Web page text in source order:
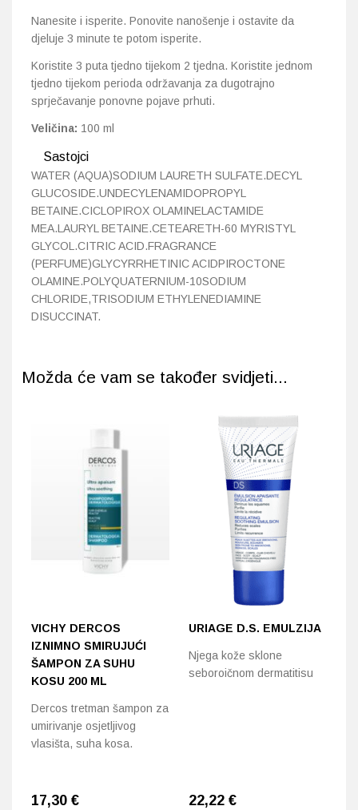
Nanesite i isperite. Ponovite nanošenje i ostavite da
djeluje 3 minute te potom isperite.
Koristite 3 puta tjedno tijekom 2 tjedna. Koristite jednom
tjedno tijekom perioda održavanja za dugotrajno
sprječavanje ponovne pojave prhuti.
Veličina: 100 ml
Sastojci
WATER (AQUA)SODIUM LAURETH SULFATE.DECYL
GLUCOSIDE.UNDECYLENAMIDOPROPYL
BETAINE.CICLOPIROX OLAMINELACTAMIDE
MEA.LAURYL BETAINE.CETEARETH-60 MYRISTYL
GLYCOL.CITRIC ACID.FRAGRANCE
(PERFUME)GLYCYRRHETINIC ACIDPIROCTONE
OLAMINE.POLYQUATERNIUM-10SODIUM
CHLORIDE,TRISODIUM ETHYLENEDIAMINE
DISUCCINAT.
Možda će vam se također svidjeti...
VICHY DERCOS
IZNIMNO SMIRUJUĆI
ŠAMPON ZA SUHU
KOSU 200 ML
Dercos tretman šampon za
umirivanje osjetljivog
vlasišta, suha kosa.
17,30 €
URIAGE D.S. EMULZIJA
Njega kože sklone
seboroičnom dermatitisu
22,22 €